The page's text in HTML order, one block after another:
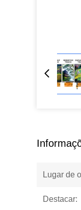
Lugar de
Destacar: